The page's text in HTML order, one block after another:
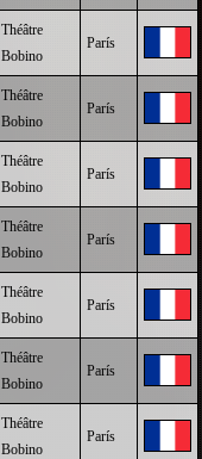
Théâtre
Bobino
París
Théâtre
Bobino
París
Théâtre
Bobino
París
Théâtre
Bobino
París
Théâtre
Bobino
París
Théâtre
Bobino
París
Théâtre
Bobino
París